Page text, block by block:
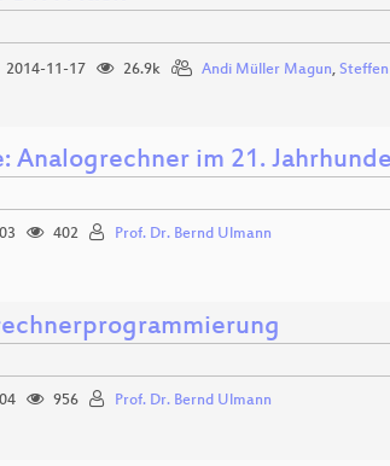
2014-11-17 26.9k Andi Müller Magun,
Analogrechner im 21.
402 Prof. Dr. Bernd Ulmann
956 Prof. Dr. Bernd Ulmann